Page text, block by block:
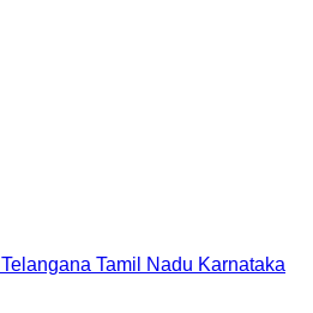
Telangana Tamil Nadu Karnataka